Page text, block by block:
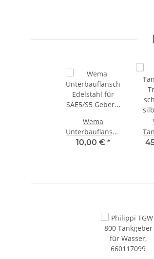
Wema
Unterbauflansch
Edelstahl für
10,00 € *